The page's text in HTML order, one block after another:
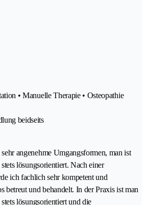
• Manuelle Therapie • Osteopathie
beidseits
angenehme Umgangsformen, man ist
lösungsorientiert. Nach einer
ich fachlich sehr kompetent und
betreut und behandelt. In der Praxis ist man
lösungsorientiert und die